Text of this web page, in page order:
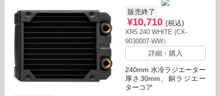
販売終了
¥10,710 (税込)
XR5 240 WHITE (CX-
9030007-WW）
詳細・購入
240mm 水冷ラジエーター
厚さ30mm、銅ラジエー
ターコア